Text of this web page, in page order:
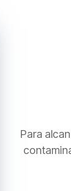
Para